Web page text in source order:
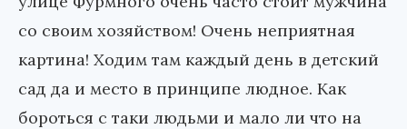
со своим хозяйством! Очень неприятная
картина! Ходим там каждый день в детский
сад да и место в принципе людное. Как
бороться с таки людьми и мало ли что на